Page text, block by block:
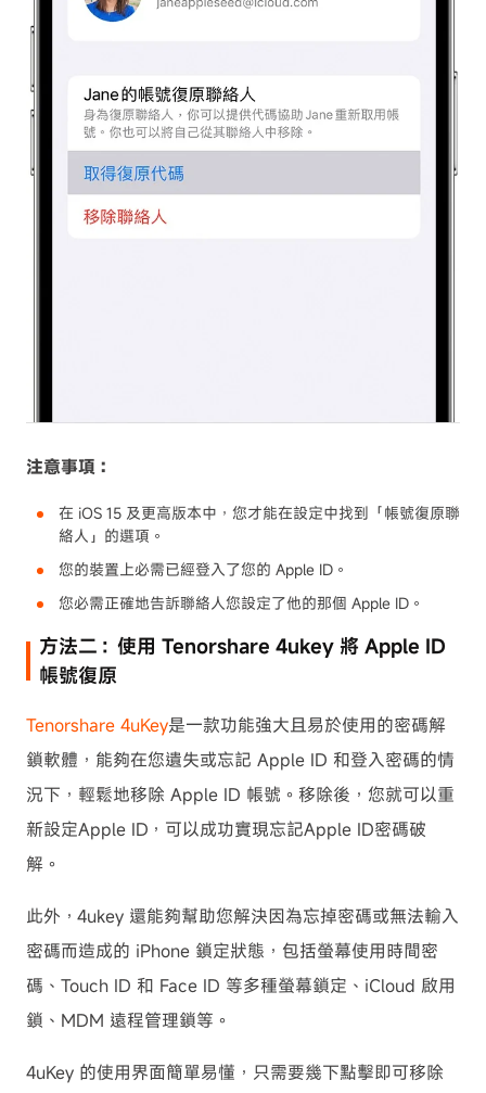
注意事項：
在 iOS 15 及更高版本中，您才能在設定中找到「帳號復原聯
絡人」的選項。
您的裝置上必需已經登入了您的 Apple ID。
您必需正確地告訴聯絡人您設定了他的那個 Apple ID。
方法二：使用 Tenorshare 4ukey 將 Apple ID
帳號復原
Tenorshare 4uKey是一款功能強大且易於使用的密碼解
鎖軟體，能夠在您遺失或忘記 Apple ID 和登入密碼的情
況下，輕鬆地移除 Apple ID 帳號。移除後，您就可以重
新設定Apple ID，可以成功實現忘記Apple ID密碼破
解。
此外，4ukey 還能夠幫助您解決因為忘掉密碼或無法輸入
密碼而造成的 iPhone 鎖定狀態，包括螢幕使用時間密
碼、Touch ID 和 Face ID 等多種螢幕鎖定、iCloud 啟用
鎖、MDM 遠程管理鎖等。
4uKey 的使用界面簡單易懂，只需要幾下點擊即可移除